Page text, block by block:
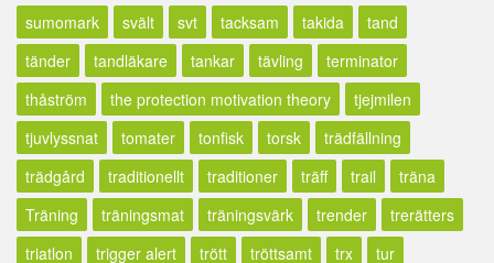
sumomark
svält svt tacksam takida
tand
tänder
tandläkare tankar tävling
terminator
thåström
the protection motivation theory
tjejmilen
tjuvlyssnat
tomater tonfisk torsk
trädfällning
trädgård
traditionellt traditioner träff trail
träna
Träning
träningsmat träningsvärk trender
trerätters
triatlon
trigger alert trött tröttsamt trx
tur